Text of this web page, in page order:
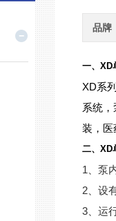
品牌
一、XD
XD系
系统
装，医
二、XD
1、泵
2、设
3、运